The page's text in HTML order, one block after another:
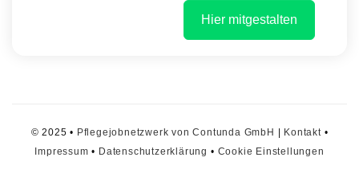
Hier mitgestalten
© 2025 • Pflegejobnetzwerk von Contunda GmbH Kontakt•
Impressum • Datenschutzerklärung • Cookie Einstellungen